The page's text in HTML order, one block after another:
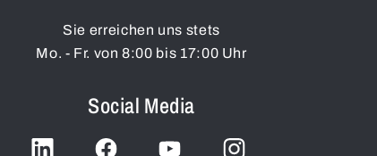
Sie erreichen uns stets
Mo. - Fr. von 8:00 bis 17:00 Uhr
Social Media